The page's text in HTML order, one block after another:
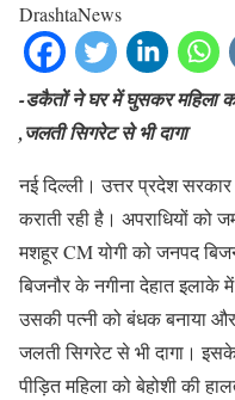
DrashtaNews
-डकैतों ने घर में घुसकर महिला
,जलती सिगरेट से भी दागा
नई दिल्ली। उत्तर प्रदेश
कराती रही है। अपराधियों को
मशहूर CM योगी को जनपद
बिजनौर के नगीना देहात इलाके
उसकी पत्नी को बंधक बनाया
जलती सिगरेट से भी दागा।
पीड़ित महिला को बेहोशी की